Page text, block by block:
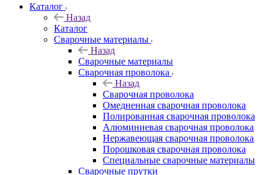
Каталог
Назад
Каталог
Сварочные материалы
Назад
Сварочные материалы
Сварочная проволока
Назад
Сварочная проволока
Омедненная сварочная проволока
Полированная сварочная проволока
Алюминиевая сварочная проволока
Нержавеющая сварочная проволока
Порошковая сварочная проволока
Специальные сварочные материалы
Сварочные прутки